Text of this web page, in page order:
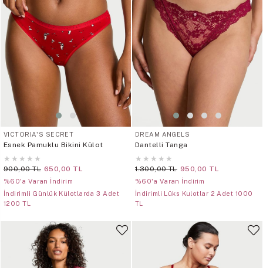
VICTORIA'S SECRET
Esnek Pamuklu Bikini Külot
★ ★ ★ ★ ★
900,00 TL 650,00 TL
%60'a Varan İndirim
İndirimli Günlük Külotlarda 3 Adet
1200 TL
DREAM ANGELS
Dantelli Tanga
★ ★ ★ ★ ★
1.300,00 TL 950,00 TL
%60'a Varan İndirim
İndirimli Lüks Kulotlar 2 Adet 1000
TL